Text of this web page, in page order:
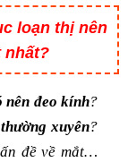
loạn thị nên
nhất?
nên đeo kính?
xuyên?
đề về mắt…